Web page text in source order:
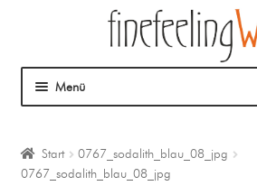
Menü
Mein Angebot
Start
0767_sodalith_blau_08_jpg
0767_sodalith_blau_08_jpg